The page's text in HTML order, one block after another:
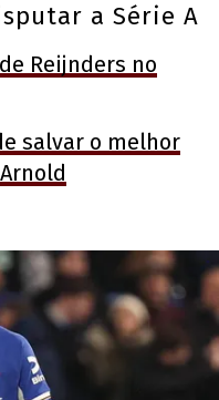
a Série A
Reijnders no
salvar o melhor